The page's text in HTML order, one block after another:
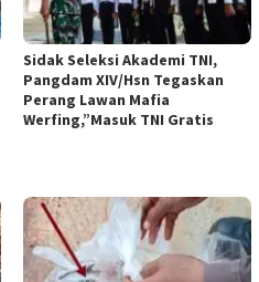
Sidak Seleksi Akademi TNI,
Pangdam XIV/Hsn Tegaskan
Perang Lawan Mafia
Werfing,”Masuk TNI Gratis